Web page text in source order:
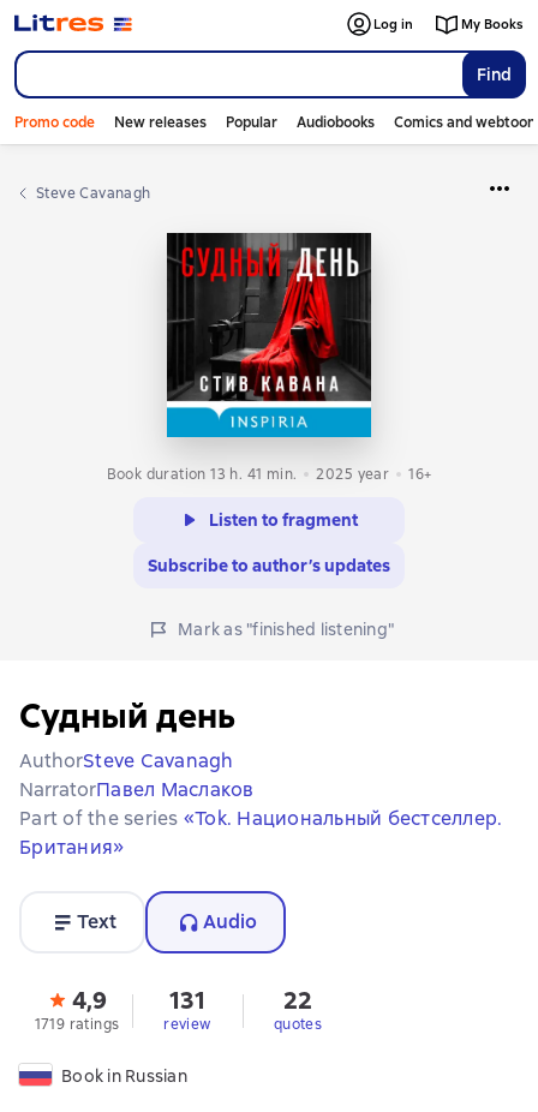
Find
Log in My Books
Promo code New releases Popular Audiobooks Comics and
Steve Cavanagh
Book duration 13 h. 41 min. 2025 year 16+
Listen to fragment
Subscribe to author’s updates
Mark as "finished listening"
Судный день
AuthorSteve Cavanagh
NarratorПавел Маслаков
Part of the series «Tok. Национальный бестселлер.
Британия»
Text Audio
4,9
1719 ratings
131
review
22
quotes
Book in Russian